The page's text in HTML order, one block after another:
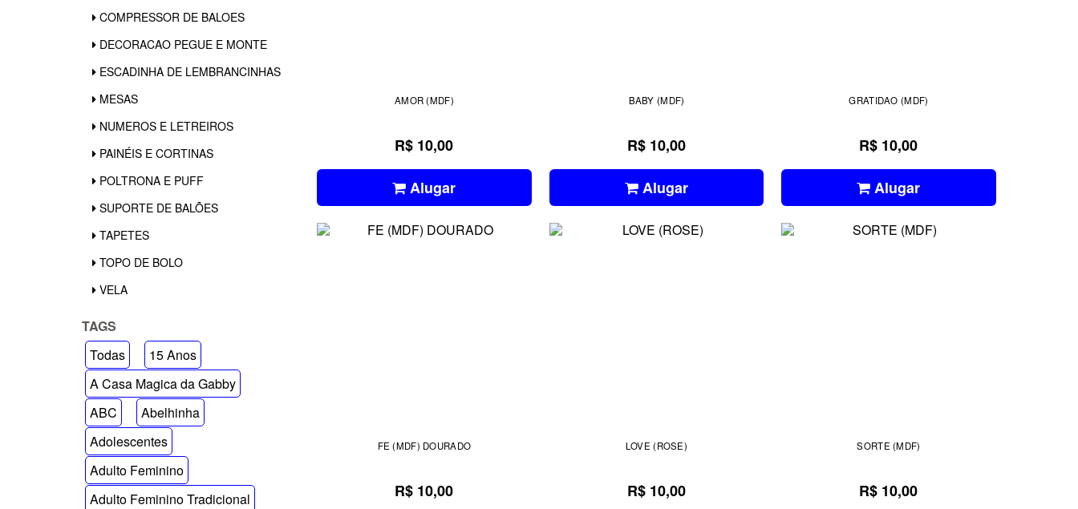
COMPRESSOR DE BALOES
DECORACAO PEGUE E MONTE
ESCADINHA DE LEMBRANCINHAS
MESAS
NUMEROS E LETREIROS
PAINÉIS E CORTINAS
POLTRONA E PUFF
SUPORTE DE BALÕES
TAPETES
TOPO DE BOLO
VELA
TAGS
Todas
15 Anos
A Casa Magica da Gabby
ABC
Abelhinha
Adolescentes
Adulto Feminino
Adulto Feminino Tradicional
AMOR (MDF)
R$ 10,00
Alugar
BABY (MDF)
R$ 10,00
Alugar
GRATIDAO (MDF)
R$ 10,00
Alugar
FE (MDF) DOURADO
R$ 10,00
LOVE (ROSE)
R$ 10,00
SORTE (MDF)
R$ 10,00